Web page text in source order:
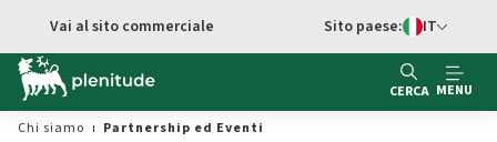
Vai al contenuto principale
Vai al sito commerciale
Switch di
Sito paese: IT
CERCA MENU
Chi siamo
Partnership ed Eventi